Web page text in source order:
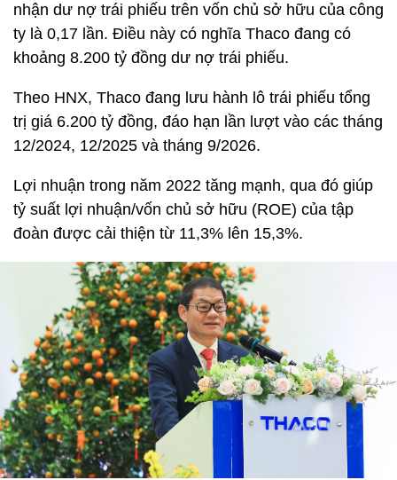
nhận dư nợ trái phiếu trên vốn chủ sở hữu của công
ty là 0,17 lần. Điều này có nghĩa Thaco đang có
khoảng 8.200 tỷ đồng dư nợ trái phiếu.
Theo HNX, Thaco đang lưu hành lô trái phiếu tổng
trị giá 6.200 tỷ đồng, đáo hạn lần lượt vào các tháng
12/2024, 12/2025 và tháng 9/2026.
Lợi nhuận trong năm 2022 tăng mạnh, qua đó giúp
tỷ suất lợi nhuận/vốn chủ sở hữu (ROE) của tập
đoàn được cải thiện từ 11,3% lên 15,3%.